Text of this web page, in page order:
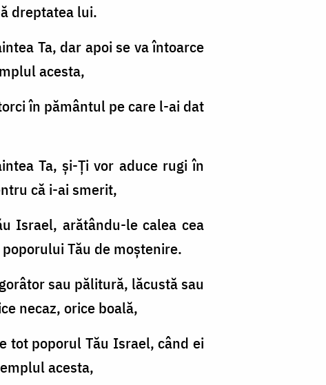
dreptatea lui.
Ta, dar apoi se va întoarce
acesta,
în pământul pe care l-ai dat
Ta, şi-Ți vor aduce rugi în
că i-ai smerit,
Israel, arătându-le calea cea
Tău de moştenire.
sau pălitură, lăcustă sau
necaz, orice boală,
tot poporul Tău Israel, când ei
acesta,